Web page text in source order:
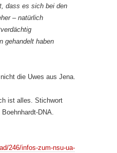
dass es sich bei den
– natürlich
gehandelt haben
die Uwes aus Jena.
ist alles. Stichwort
DNA.
246/infos-zum-nsu-ua-